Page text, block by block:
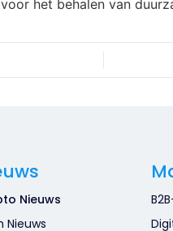
het behalen van
Nieuws
Nieuws